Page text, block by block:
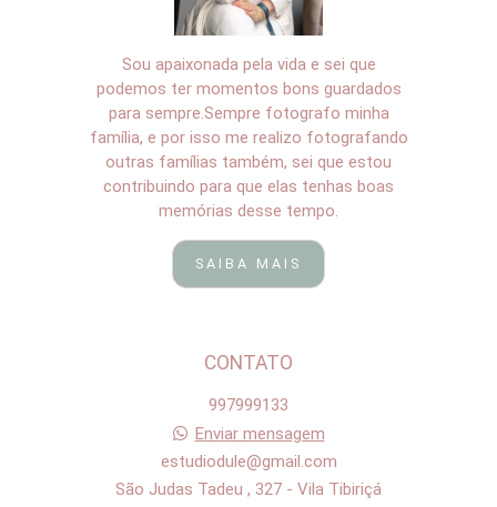
Sou apaixonada pela vida e sei que
podemos ter momentos bons guardados
para sempre.Sempre fotografo minha
família, e por isso me realizo fotografando
outras famílias também, sei que estou
contribuindo para que elas tenhas boas
memórias desse tempo.
SAIBA MAIS
CONTATO
997999133
Enviar mensagem
estudiodule@gmail.com
São Judas Tadeu , 327 - Vila Tibiriçá